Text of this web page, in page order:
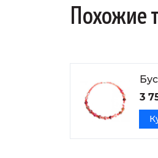
Похожие
3